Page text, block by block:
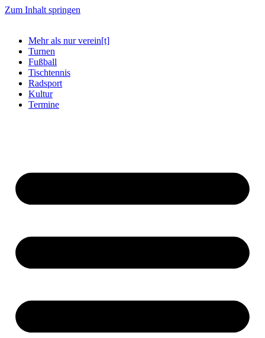
Zum Inhalt springen
Mehr als nur verein[t]
Turnen
Fußball
Tischtennis
Radsport
Kultur
Termine